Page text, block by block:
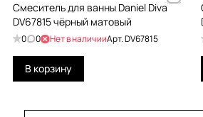
Смеситель для ванны Daniel Diva
DV67815 чёрный матовый
0 0 Нет в наличииАрт.DV67815
В корзину